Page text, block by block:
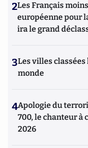
2Les Français
européenne pour
ira le grand
3Les villes
monde
4Apologie du
700, le chanteur à
2026